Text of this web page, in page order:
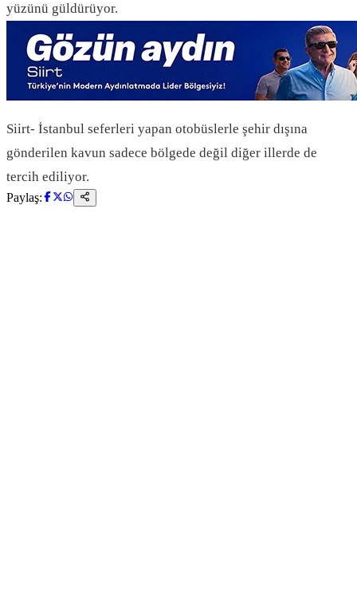
yüzünü güldürüyor.
Siirt- İstanbul seferleri yapan otobüslerle şehir dışına
gönderilen kavun sadece bölgede değil diğer illerde de
tercih ediliyor.
Paylaş: